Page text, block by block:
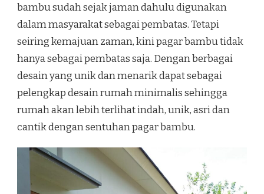
bambu sudah sejak jaman dahulu digunakan
dalam masyarakat sebagai pembatas. Tetapi
seiring kemajuan zaman, kini pagar bambu tidak
hanya sebagai pembatas saja. Dengan berbagai
desain yang unik dan menarik dapat sebagai
pelengkap desain rumah minimalis sehingga
rumah akan lebih terlihat indah, unik, asri dan
cantik dengan sentuhan pagar bambu.